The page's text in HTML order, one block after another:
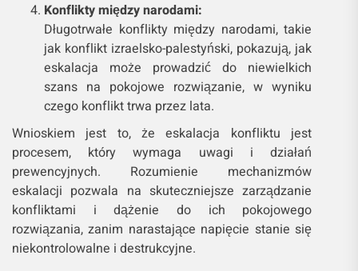
Konflikty między narodami:
Długotrwałe konflikty między narodami, takie
jak konflikt izraelsko-palestyński, pokazują, jak
eskalacja może prowadzić do niewielkich
szans na pokojowe rozwiązanie, w wyniku
czego konflikt trwa przez lata.
Wnioskiem jest to, że eskalacja konfliktu jest
procesem, który wymaga uwagi i działań
prewencyjnych. Rozumienie mechanizmów
eskalacji pozwala na skuteczniejsze zarządzanie
konfliktami i dążenie do ich pokojowego
rozwiązania, zanim narastające napięcie stanie się
niekontrolowalne i destrukcyjne.